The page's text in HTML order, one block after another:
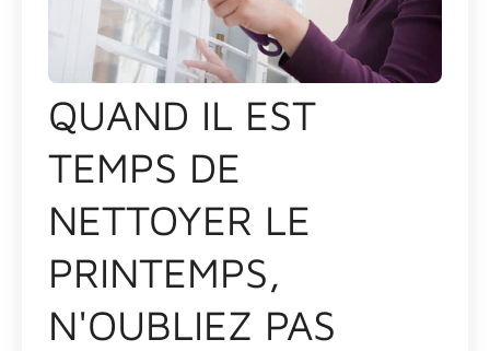
QUAND IL EST
TEMPS DE
NETTOYER LE
PRINTEMPS,
N'OUBLIEZ PAS